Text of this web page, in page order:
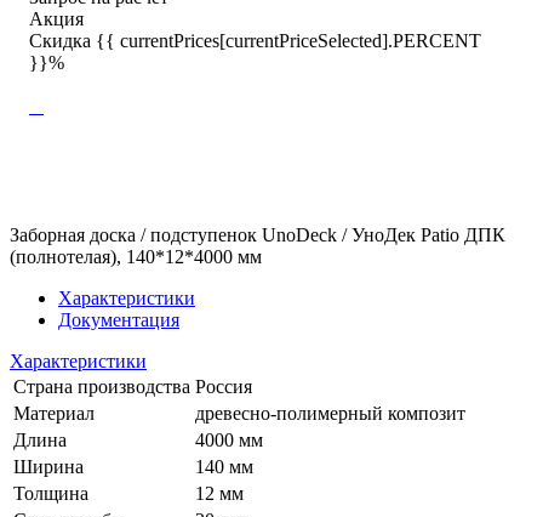
Акция
Скидка {{ currentPrices[currentPriceSelected].PERCENT
}}%
Заборная доска / подступенок UnoDeck / УноДек Patio ДПК
(полнотелая), 140*12*4000 мм
Характеристики
Документация
Характеристики
Страна производства Россия
Материал
древесно-полимерный композит
Длина
4000 мм
Ширина
140 мм
Толщина
12 мм